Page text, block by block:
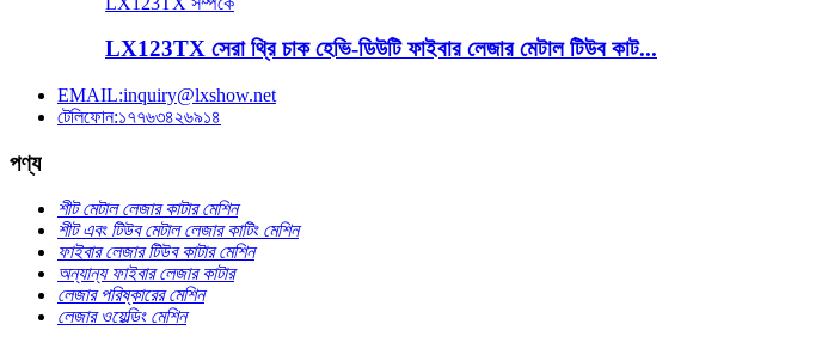
LX123TX সেরা থ্রি চাক হেভি-ডিউটি ​​ফাইবার লেজার মেটাল টিউব কাট...
EMAIL:inquiry@lxshow.net
টেলিফোন:১৭৭৬৩৪২৬৯১৪
পণ্য
শীট মেটাল লেজার কাটার মেশিন
শীট এবং টিউব মেটাল লেজার কাটিং মেশিন
ফাইবার লেজার টিউব কাটার মেশিন
অন্যান্য ফাইবার লেজার কাটার
লেজার পরিষ্কারের মেশিন
লেজার ওয়েল্ডিং মেশিন